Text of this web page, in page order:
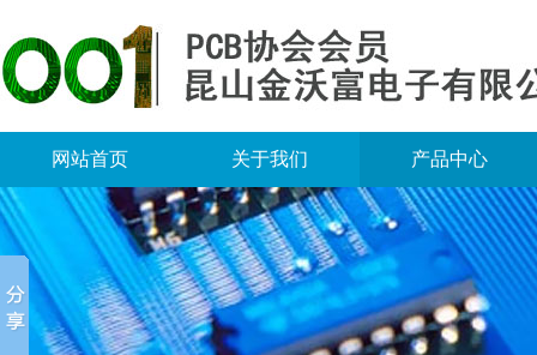
网站首页 关于我们 产品中心